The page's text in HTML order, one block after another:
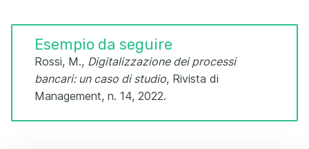
Esempio da seguire
Rossi, M., Digitalizzazione dei processi
bancari: un caso di studio, Rivista di
Management, n. 14, 2022.